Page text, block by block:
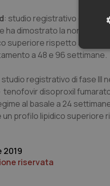
: studio registrativo di fase
ha dimostrato la non-
superiore rispetto a EFV/
a 48 e 96 settimane.
studio registrativo di fase III
tenofovir disoproxil
al basale a 24
profilo lipidico superiore
2019
riservata